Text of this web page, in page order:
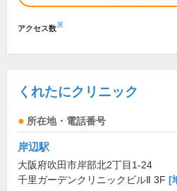
アクセス数※
くれたにクリニック
所在地・電話番号
岸辺駅
大阪府吹田市岸部北2丁目1-24
千里ガーデンクリニックビルⅡ 3F [